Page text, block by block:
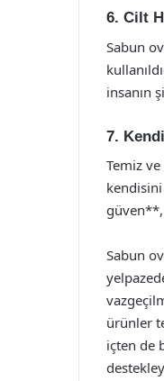
6. Cilt
Sabun
insanın
7.
Temiz
güven**,
Sabun
ürünler
içten de